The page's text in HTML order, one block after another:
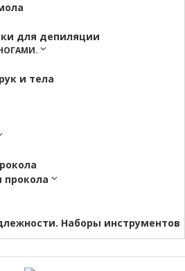
для депиляции
и тела
прокола
Наборы инструментов